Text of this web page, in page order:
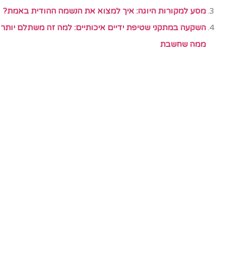
מסע למקורות היוגה: איך למצוא את הנשמה ההודית באמת?
השקעה במתקני שטיפת ידיים איכותיים: למה זה משתלם יותר
ממה שחשבת